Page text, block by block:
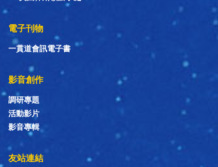
電子刊物
一貫道會訊電子書
影音創作
調研專題
活動影片
影音專輯
友站連結